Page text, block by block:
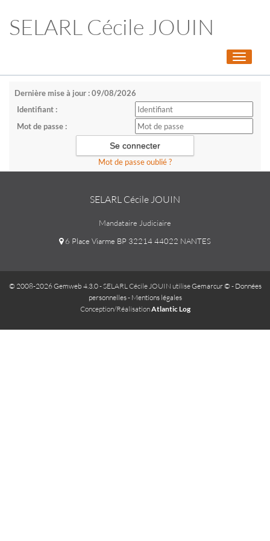
SELARL Cécile JOUIN
Toggle
Dernière mise à jour : 09/08/2026
Identifiant :
Mot de passe :
Mot de passe oublié ?
SELARL Cécile JOUIN
Mandataire Judiciaire
6 Place Viarme BP 32214 44022 NANTES
© 2008-2026 Gemweb 4.3.0- SELARL Cécile JOUIN utiliseGemarcur © - Données
personnelles- Mentions légales
Conception/RéalisationAtlantic Log